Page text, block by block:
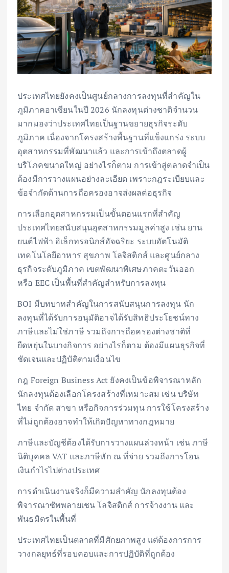
ประเทศไทยยังคงเป็นศูนย์กลางการลงทุนที่สำคัญใน
ภูมิภาคอาเซียนในปี 2026 นักลงทุนต่างชาติจำนวน
มากมองว่าประเทศไทยเป็นฐานขยายธุรกิจระดับ
ภูมิภาค เนื่องจากโครงสร้างพื้นฐานที่แข็งแกร่ง ระบบ
อุตสาหกรรมที่พัฒนาแล้ว และการเข้าถึงตลาดผู้
บริโภคขนาดใหญ่ อย่างไรก็ตาม การเข้าสู่ตลาดจำเป็น
ต้องมีการวางแผนอย่างละเอียด เพราะกฎระเบียบและ
ข้อจำกัดด้านการถือครองอาจส่งผลต่อธุรกิจ
การเลือกอุตสาหกรรมเป็นขั้นตอนแรกที่สำคัญ
ประเทศไทยสนับสนุนอุตสาหกรรมมูลค่าสูง เช่น ยาน
ยนต์ไฟฟ้า อิเล็กทรอนิกส์อัจฉริยะ ระบบอัตโนมัติ
เทคโนโลยีอาหาร สุขภาพ โลจิสติกส์ และศูนย์กลาง
ธุรกิจระดับภูมิภาค เขตพัฒนาพิเศษภาคตะวันออก
หรือ EEC เป็นพื้นที่สำคัญสำหรับการลงทุน
BOI มีบทบาทสำคัญในการสนับสนุนการลงทุน นัก
ลงทุนที่ได้รับการอนุมัติอาจได้รับสิทธิประโยชน์ทาง
ภาษีและไม่ใช่ภาษี รวมถึงการถือครองต่างชาติที่
ยืดหยุ่นในบางกิจการ อย่างไรก็ตาม ต้องมีแผนธุรกิจที่
ชัดเจนและปฏิบัติตามเงื่อนไข
กฎ Foreign Business Act ยังคงเป็นข้อพิจารณาหลัก
นักลงทุนต้องเลือกโครงสร้างที่เหมาะสม เช่น บริษัท
ไทย จำกัด สาขา หรือกิจการร่วมทุน การใช้โครงสร้าง
ที่ไม่ถูกต้องอาจทำให้เกิดปัญหาทางกฎหมาย
ภาษีและบัญชีต้องได้รับการวางแผนล่วงหน้า เช่น ภาษี
นิติบุคคล VAT และภาษีหัก ณ ที่จ่าย รวมถึงการโอน
เงินกำไรไปต่างประเทศ
การดำเนินงานจริงก็มีความสำคัญ นักลงทุนต้อง
พิจารณาซัพพลายเชน โลจิสติกส์ การจ้างงาน และ
พันธมิตรในพื้นที่
ประเทศไทยเป็นตลาดที่มีศักยภาพสูง แต่ต้องการการ
วางกลยุทธ์ที่รอบคอบและการปฏิบัติที่ถูกต้อง